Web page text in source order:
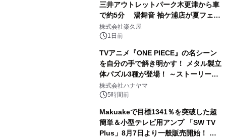
三井アウトレットパーク木更津から車
で約5分 湯舞音 袖ケ浦店が夏フェア
メニューを提供
株式会社楽久屋
1日前
TVアニメ『ONE PIECE』の名シーン
を自分の手で解き明かす！ メタル製立
体パズル3種が登場！ ～ストーリーと
ギミックが融合した 大人の体験型パズ
ルが8月7日(金)12時より先行予約受付
株式会社ハナヤマ
5時間前
Makuakeで目標1341％を突破した超
簡単＆小型テレビ用アンプ 「SW TV
Plus」8月7日より一般販売開始！ ケ